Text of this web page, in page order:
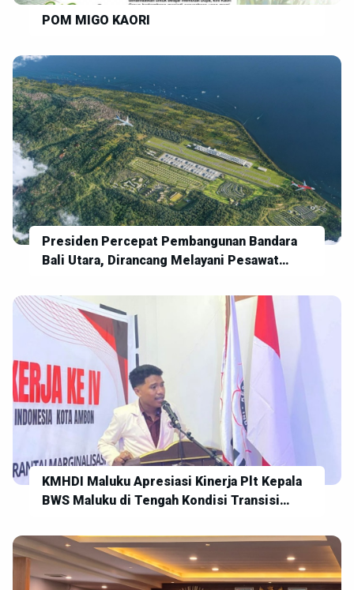
POM MIGO KAORI
Presiden Percepat Pembangunan Bandara
Bali Utara, Dirancang Melayani Pesawat
KMHDI Maluku Apresiasi Kinerja Plt Kepala
BWS Maluku di Tengah Kondisi Transisi